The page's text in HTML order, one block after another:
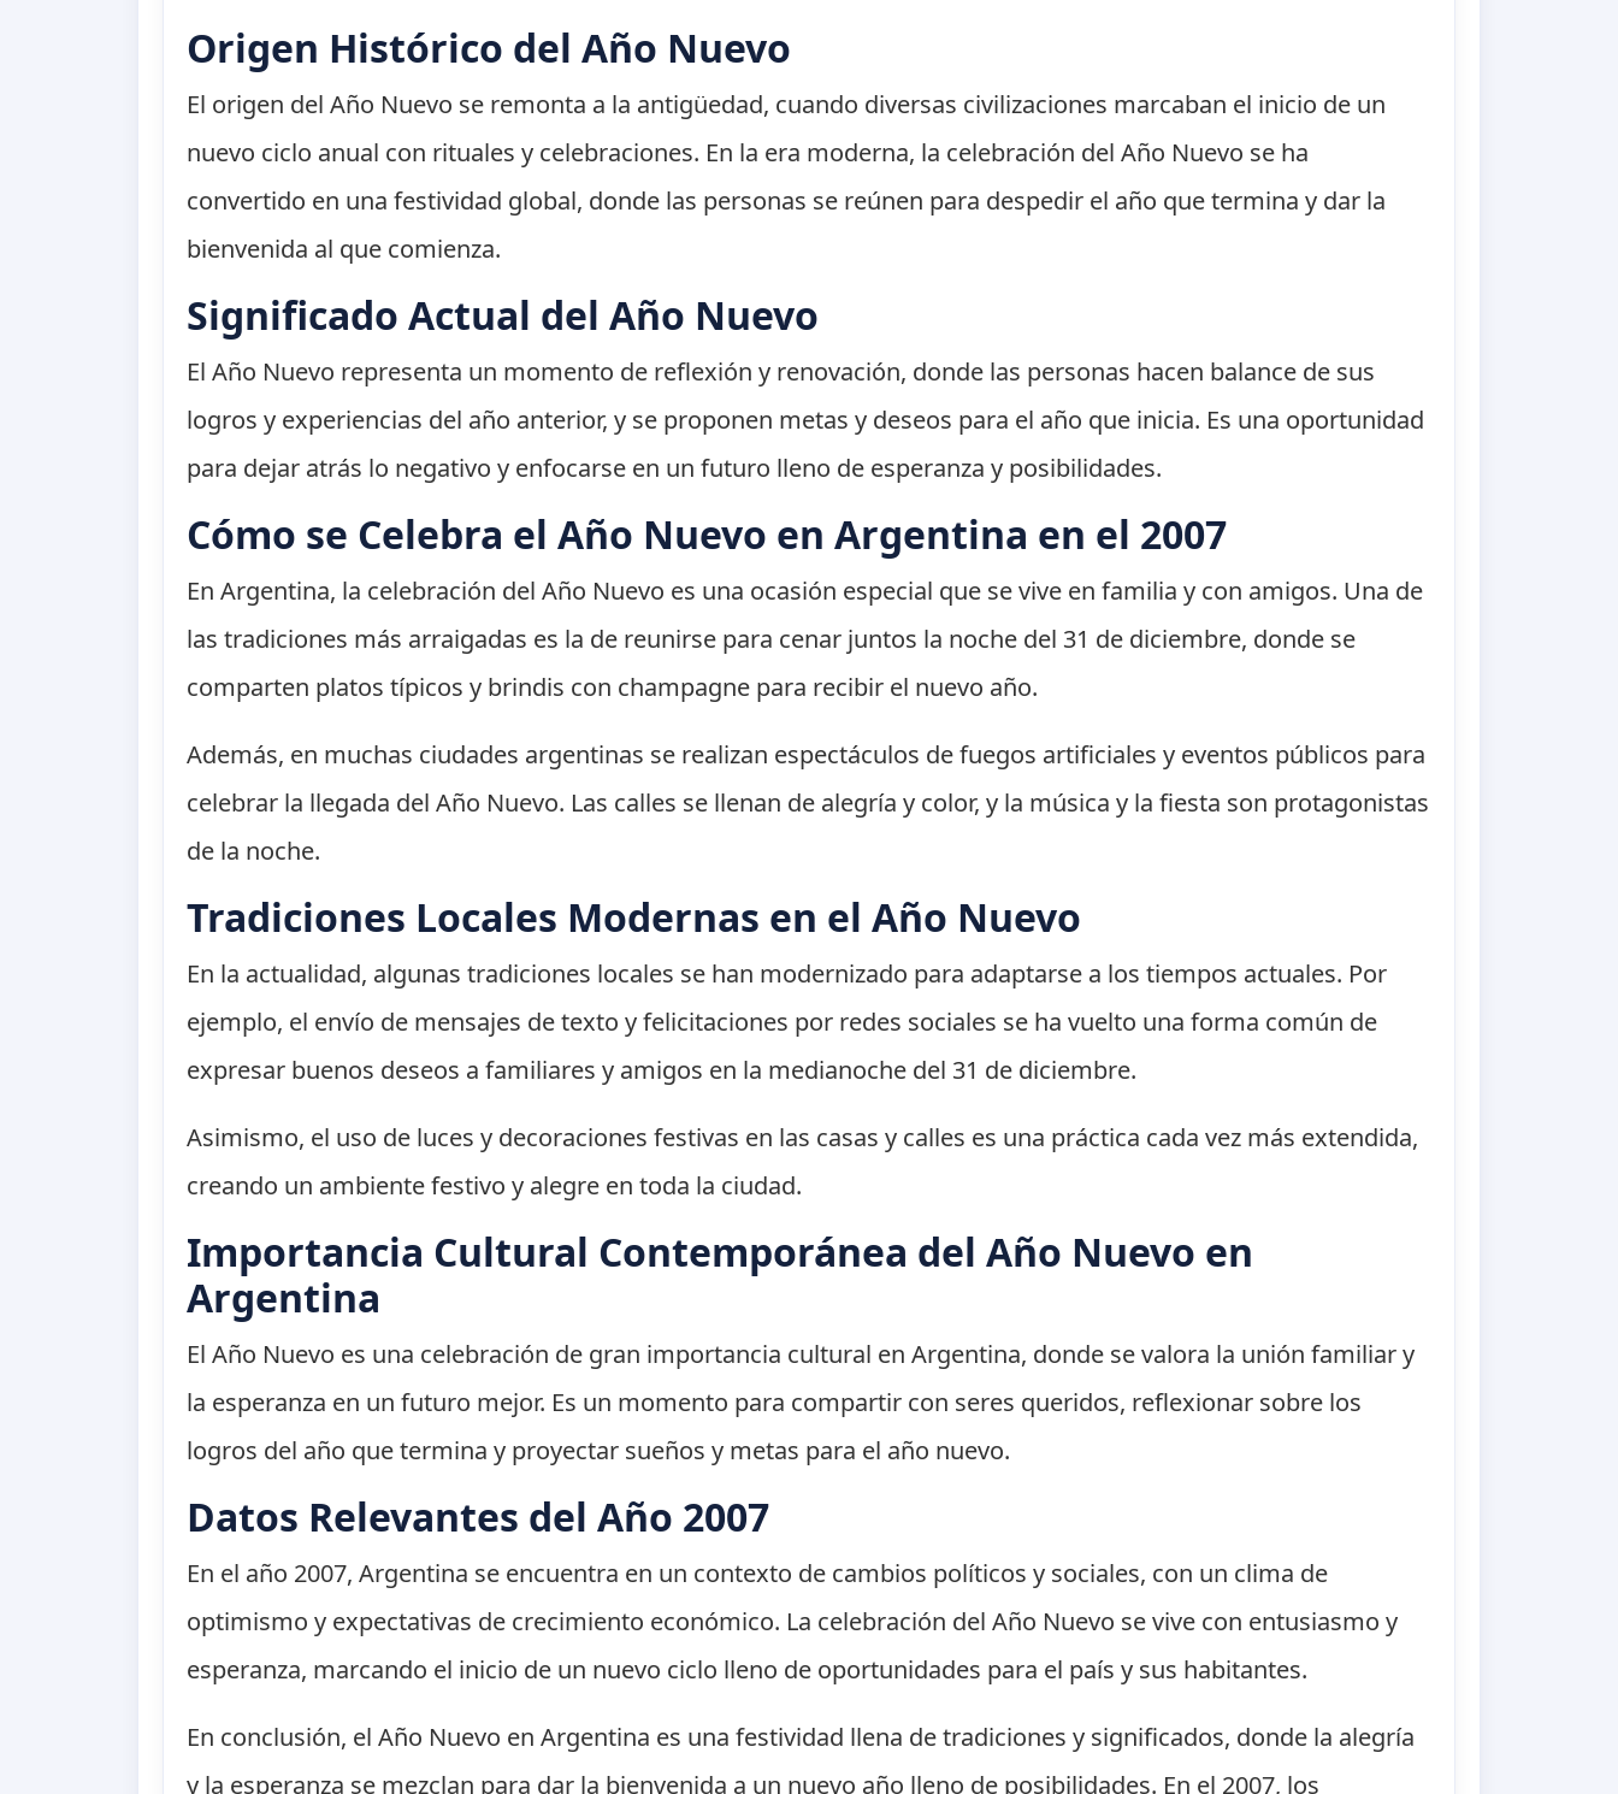
Origen Histórico del Año Nuevo
El origen del Año Nuevo se remonta a la antigüedad, cuando diversas civilizaciones marcaban el inicio de un
nuevo ciclo anual con rituales y celebraciones. En la era moderna, la celebración del Año Nuevo se ha
convertido en una festividad global, donde las personas se reúnen para despedir el año que termina y dar la
bienvenida al que comienza.
Significado Actual del Año Nuevo
El Año Nuevo representa un momento de reflexión y renovación, donde las personas hacen balance de sus
logros y experiencias del año anterior, y se proponen metas y deseos para el año que inicia. Es una oportunidad
para dejar atrás lo negativo y enfocarse en un futuro lleno de esperanza y posibilidades.
Cómo se Celebra el Año Nuevo en Argentina en el 2007
En Argentina, la celebración del Año Nuevo es una ocasión especial que se vive en familia y con amigos. Una de
las tradiciones más arraigadas es la de reunirse para cenar juntos la noche del 31 de diciembre, donde se
comparten platos típicos y brindis con champagne para recibir el nuevo año.
Además, en muchas ciudades argentinas se realizan espectáculos de fuegos artificiales y eventos públicos para
celebrar la llegada del Año Nuevo. Las calles se llenan de alegría y color, y la música y la fiesta son protagonistas
de la noche.
Tradiciones Locales Modernas en el Año Nuevo
En la actualidad, algunas tradiciones locales se han modernizado para adaptarse a los tiempos actuales. Por
ejemplo, el envío de mensajes de texto y felicitaciones por redes sociales se ha vuelto una forma común de
expresar buenos deseos a familiares y amigos en la medianoche del 31 de diciembre.
Asimismo, el uso de luces y decoraciones festivas en las casas y calles es una práctica cada vez más extendida,
creando un ambiente festivo y alegre en toda la ciudad.
Importancia Cultural Contemporánea del Año Nuevo en
Argentina
El Año Nuevo es una celebración de gran importancia cultural en Argentina, donde se valora la unión familiar y
la esperanza en un futuro mejor. Es un momento para compartir con seres queridos, reflexionar sobre los
logros del año que termina y proyectar sueños y metas para el año nuevo.
Datos Relevantes del Año 2007
En el año 2007, Argentina se encuentra en un contexto de cambios políticos y sociales, con un clima de
optimismo y expectativas de crecimiento económico. La celebración del Año Nuevo se vive con entusiasmo y
esperanza, marcando el inicio de un nuevo ciclo lleno de oportunidades para el país y sus habitantes.
En conclusión, el Año Nuevo en Argentina es una festividad llena de tradiciones y significados, donde la alegría
y la esperanza se mezclan para dar la bienvenida a un nuevo año lleno de posibilidades. En el 2007, los